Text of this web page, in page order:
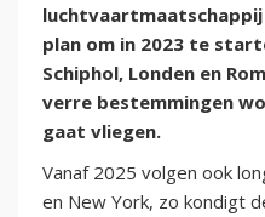
luchtvaartmaatschappij
plan om in 2023 te
Schiphol, Londen en
verre bestemmingen
gaat vliegen.
Vanaf 2025 volgen ook
en New York, zo kondigt